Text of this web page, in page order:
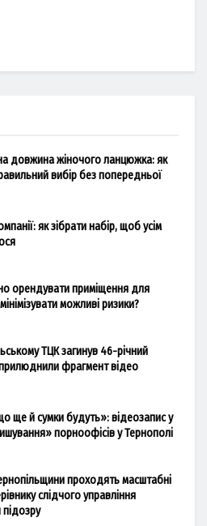
довжина жіночого ланцюжка: як
вибір без попередньої
як зібрати набір, щоб усім
орендувати приміщення для
можливі ризики?
ТЦК загинув 46-річний
фрагмент відео
ще й сумки будуть»: відеозапис у
порноофісів у Тернополі
проходять масштабні
слідчого управління